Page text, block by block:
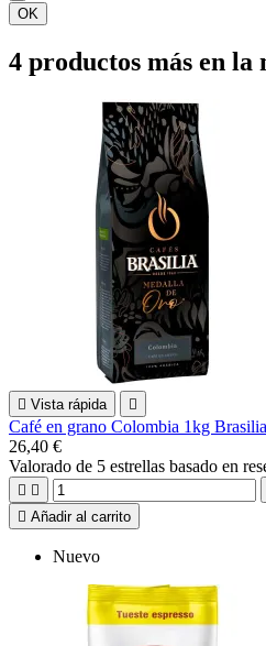
OK
4 productos más en la
 Vista rápida 
Café en grano Colombia 1kg
26,40 €
Valorado de 5 estrellas basado en
 
 Añadir al carrito
Nuevo